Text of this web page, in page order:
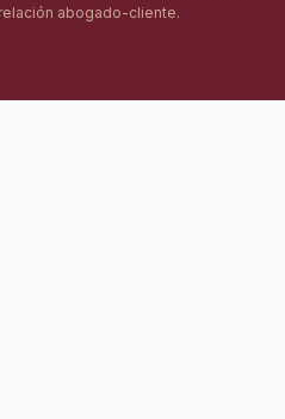
abogado-cliente.